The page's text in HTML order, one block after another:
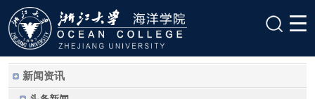
新闻资讯